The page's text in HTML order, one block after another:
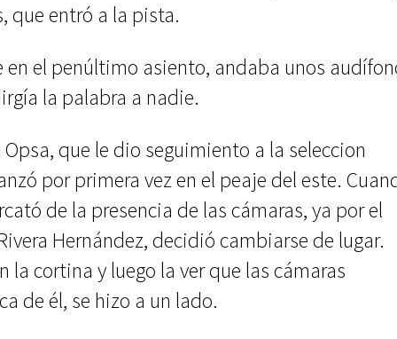
que entró a la pista.
en el penúltimo asiento, andaba unos
la palabra a nadie.
que le dio seguimiento a la seleccion
por primera vez en el peaje del este.
de la presencia de las cámaras, ya por el
Hernández, decidió cambiarse de lugar.
la cortina y luego la ver que las cámaras
de él, se hizo a un lado.